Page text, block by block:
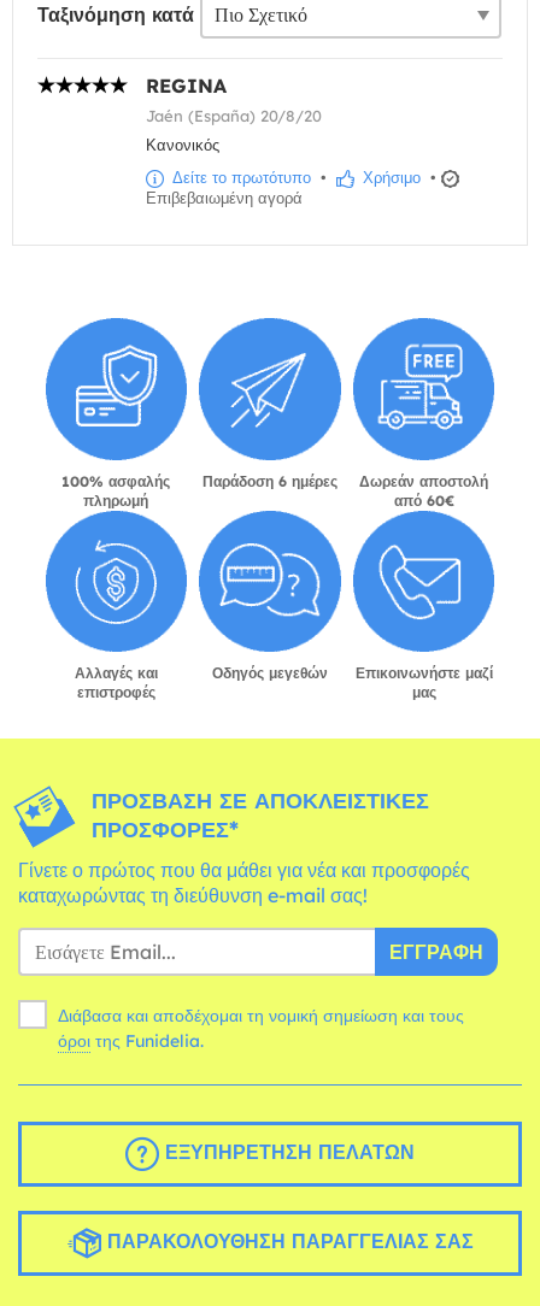
Ταξινόμηση κατά
REGINA
Jaén (España) 20/8/20
Κανονικός
Δείτε το πρωτότυπο • Χρήσιμο •
Επιβεβαιωμένη αγορά
100% ασφαλής
πληρωμή
Παράδοση 6 ημέρες
Δωρεάν αποστολή
από 60€
Αλλαγές και
επιστροφές
Οδηγός μεγεθών
Επικοινωνήστε μαζί
μας
ΠΡΌΣΒΑΣΗ ΣΕ ΑΠΟΚΛΕΙΣΤΙΚΈΣ
ΠΡΟΣΦΟΡΈΣ*
Γίνετε ο πρώτος που θα μάθει για νέα και προσφορές
καταχωρώντας τη διεύθυνση e-mail σας!
ΕΓΓΡΑΦΉ
Διάβασα και αποδέχομαι τη νομική σημείωση και τους
όροι της Funidelia.
ΕΞΥΠΗΡΈΤΗΣΗ ΠΕΛΑΤΏΝ
ΠΑΡΑΚΟΛΟΎΘΗΣΗ ΠΑΡΑΓΓΕΛΊΑΣ ΣΑΣ